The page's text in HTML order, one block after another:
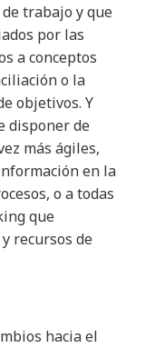
trabajo y que
por las
a conceptos
o la
objetivos. Y
disponer de
más ágiles,
en la
o a todas
que
recursos de
hacia el